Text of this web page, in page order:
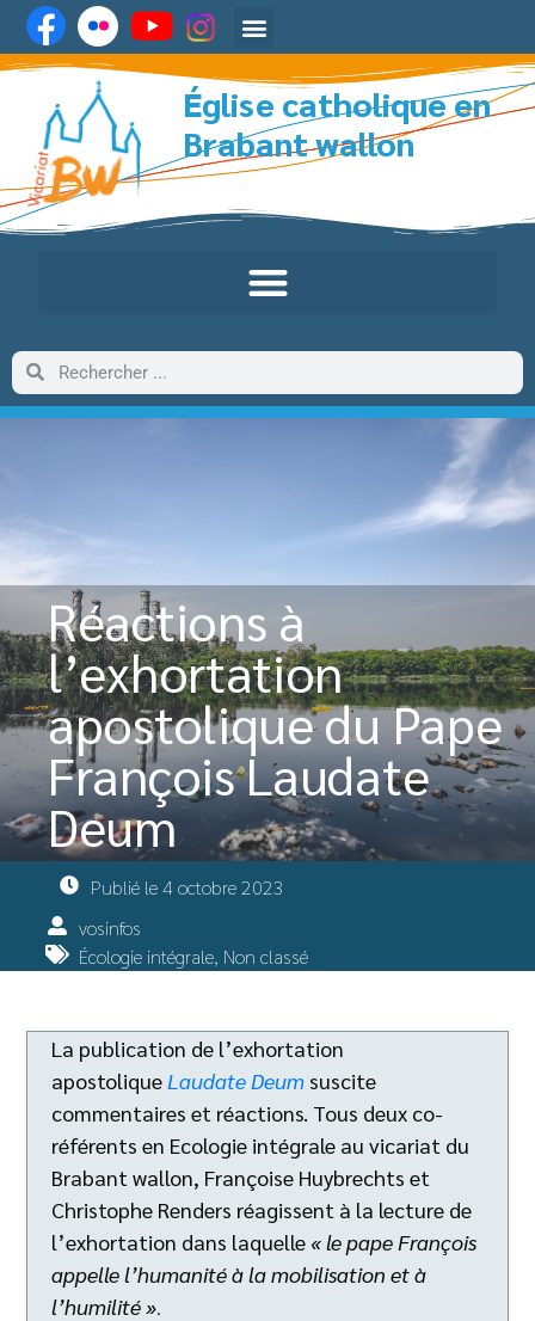
Église catholique en
Brabant wallon
Réactions à
l’exhortation
apostolique du Pape
François Laudate
Deum
Publié le4 octobre 2023
vosinfos
Écologie intégrale, Non classé
La publication de l’exhortation
apostolique Laudate Deum suscite
commentaires et réactions. Tous deux co-
référents en Ecologie intégrale au vicariat du
Brabant wallon, Françoise Huybrechts et
Christophe Renders réagissent à la lecture de
l’exhortation dans laquelle« le pape François
appelle l’humanité à la mobilisation et à
l’humilité »